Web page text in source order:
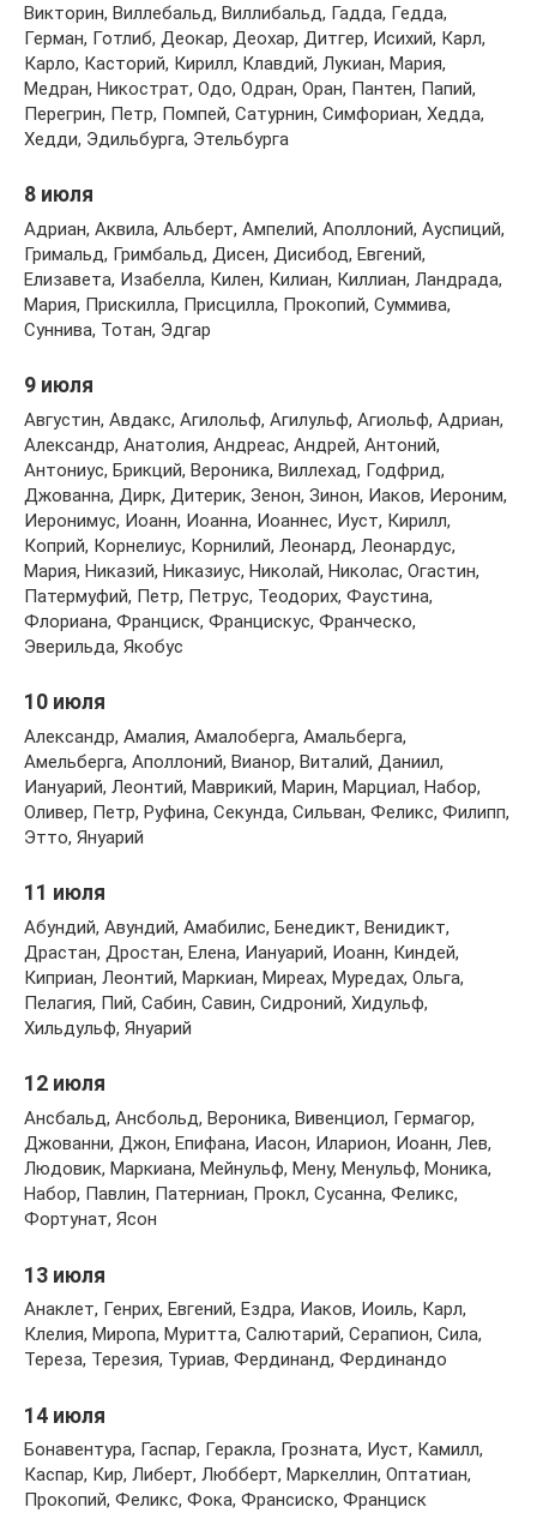
Викторин, Виллебальд, Виллибальд, Гадда, Гедда,
Герман, Готлиб, Деокар, Деохар, Дитгер, Исихий, Карл,
Карло, Касторий, Кирилл, Клавдий, Лукиан, Мария,
Медран, Никострат, Одо, Одран, Оран, Пантен, Папий,
Перегрин, Петр, Помпей, Сатурнин, Симфориан, Хедда,
Хедди, Эдильбурга, Этельбурга
8 июля
Адриан, Аквила, Альберт, Ампелий, Аполлоний, Ауспиций,
Гримальд, Гримбальд, Дисен, Дисибод, Евгений,
Елизавета, Изабелла, Килен, Килиан, Киллиан, Ландрада,
Мария, Прискилла, Присцилла, Прокопий, Суммива,
Суннива, Тотан, Эдгар
9 июля
Августин, Авдакс, Агилольф, Агилульф, Агиольф, Адриан,
Александр, Анатолия, Андреас, Андрей, Антоний,
Антониус, Брикций, Вероника, Виллехад, Годфрид,
Джованна, Дирк, Дитерик, Зенон, Зинон, Иаков, Иероним,
Иеронимус, Иоанн, Иоанна, Иоаннес, Иуст, Кирилл,
Коприй, Корнелиус, Корнилий, Леонард, Леонардус,
Мария, Никазий, Никазиус, Николай, Николас, Огастин,
Патермуфий, Петр, Петрус, Теодорих, Фаустина,
Флориана, Франциск, Францискус, Франческо,
Эверильда, Якобус
10 июля
Александр, Амалия, Амалоберга, Амальберга,
Амельберга, Аполлоний, Вианор, Виталий, Даниил,
Иануарий, Леонтий, Маврикий, Марин, Марциал, Набор,
Оливер, Петр, Руфина, Секунда, Сильван, Феликс, Филипп,
Этто, Януарий
11 июля
Абундий, Авундий, Амабилис, Бенедикт, Венидикт,
Драстан, Дростан, Елена, Иануарий, Иоанн, Киндей,
Киприан, Леонтий, Маркиан, Миреах, Муредах, Ольга,
Пелагия, Пий, Сабин, Савин, Сидроний, Хидульф,
Хильдульф, Януарий
12 июля
Ансбальд, Ансбольд, Вероника, Вивенциол, Гермагор,
Джованни, Джон, Епифана, Иасон, Иларион, Иоанн, Лев,
Людовик, Маркиана, Мейнульф, Мену, Менульф, Моника,
Набор, Павлин, Патерниан, Прокл, Сусанна, Феликс,
Фортунат, Ясон
13 июля
Анаклет, Генрих, Евгений, Ездра, Иаков, Иоиль, Карл,
Клелия, Миропа, Муритта, Салютарий, Серапион, Сила,
Тереза, Терезия, Туриав, Фердинанд, Фердинандо
14 июля
Бонавентура, Гаспар, Геракла, Грозната, Иуст, Камилл,
Каспар, Кир, Либерт, Любберт, Маркеллин, Оптатиан,
Прокопий, Феликс, Фока, Франсиско, Франциск